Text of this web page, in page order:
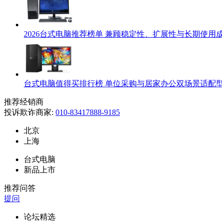
2026台式电脑推荐榜单 兼顾稳定性、扩展性与长期使用
台式电脑值得买排行榜 单位采购与居家办公双场景适配
推荐经销商
投诉欺诈商家: 010-83417888-9185
北京
上海
台式电脑
新品上市
推荐问答
提问
论坛精选